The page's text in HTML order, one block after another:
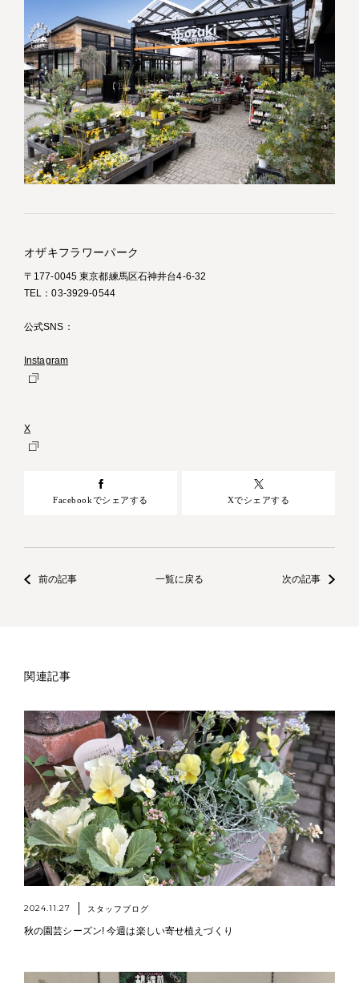
オザキフラワーパーク
〒177-0045 東京都練馬区石神井台4-6-32
TEL：03-3929-0544
公式SNS：
Instagram
X
Facebookでシェアする Xでシェアする
前の記事 一覧に戻る 次の記事
関連記事
2024.11.27 スタッフブログ
秋の園芸シーズン! 今週は楽しい寄せ植えづくり